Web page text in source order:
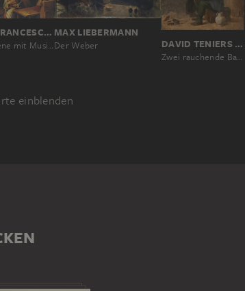
GIACOMO FRANCESCO CIPPER GEN. IL TODESCHINI
Häusliche Szene mit Musikanten und Spinnerin
MAX LIEBERMANN
Der Weber DAVID TENIERS D. J.
Zwei rauchende Bauern am Kohlenfeuer
einblenden